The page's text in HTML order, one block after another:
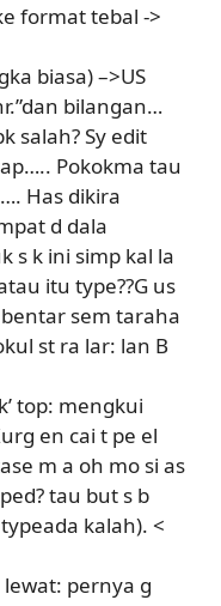
format tebal ->
biasa) –>US
bilangan…
salah? Sy edit
Pokokma tau
Has dikira
d dala
s k ini simp kal la
itu type??G us
sem taraha
st ra lar: lan B
top: mengkui
en cai t pe el
m a oh mo si as
tau but s b
kalah). <
lewat: pernya g